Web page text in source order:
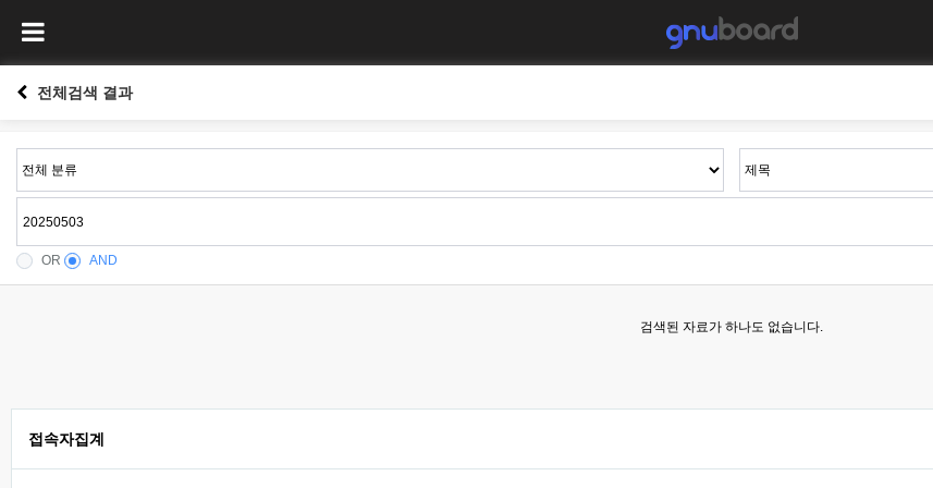
전체검색 결과
OR AND
검색된 자료가 하나도 없습니다.
접속자집계